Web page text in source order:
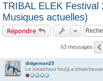
TRIBAL ELEK Festival
Musiques actuelles)
Répondre
63 messages
didgeman25
Le tchatcheur fou||La